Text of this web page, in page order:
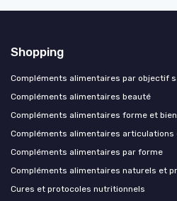
Shopping
Compléments alimentaires par objectif
Compléments alimentaires beauté
Compléments alimentaires forme et
Compléments alimentaires articulations
Compléments alimentaires par forme
Compléments alimentaires naturels et
Cures et protocoles nutritionnels